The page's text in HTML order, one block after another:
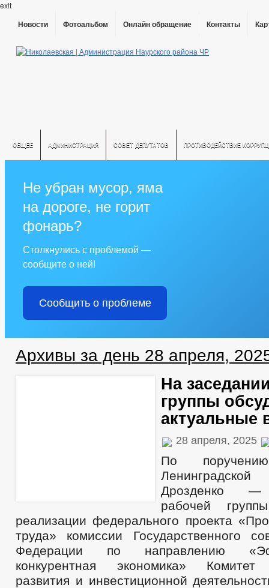
exit
Новости Фотоальбом Онлайн обращение Контакты
ОБЩЕЕ АДМИНИСТРАЦИЯ СОВЕТ ДЕПУТАТОВ ПРОТИВОДЕЙСТВИЕ
Не убран мусор, яма
на дороге, не горит
фонарь?
Столкнулись с проблемой —
сообщите о ней!
Сообщить о проблеме
Архивы за день 28 апреля,
На
группы
актуальные
28 апреля, 2025
По
Дрозденко —
рабочей
реализации федерального проекта
труда» комиссии Государственного
Федерации по направлению
конкурентная экономика» Комитет
развития и инвестиционной